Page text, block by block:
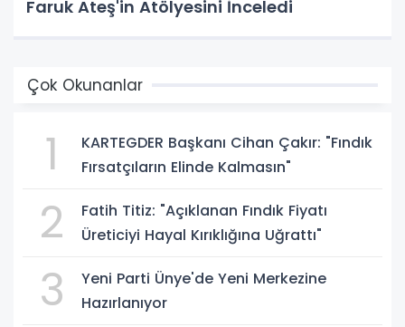
Faruk Ateş'in Atölyesini İnceledi
Çok Okunanlar
1
KARTEGDER Başkanı Cihan Çakır: "Fındık
Fırsatçıların Elinde Kalmasın"
2
Fatih Titiz: "Açıklanan Fındık Fiyatı
Üreticiyi Hayal Kırıklığına Uğrattı"
3
Yeni Parti Ünye'de Yeni Merkezine
Hazırlanıyor